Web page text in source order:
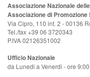
Associazione Nazionale
Associazione di Promozione
Via Cipro, 110 int. 2 - 00136
Tel./fax +39 06 3720343
P.IVA 02126351002
Ufficio Nazionale
da Lunedi a Venerdi - ore